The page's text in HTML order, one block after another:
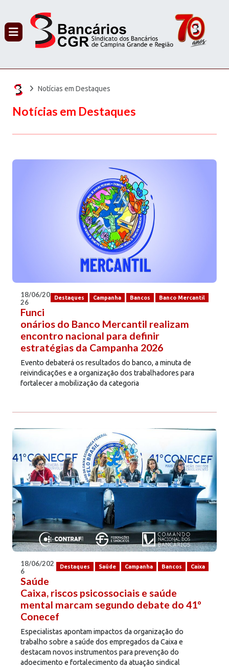
Notícias em Destaques
Notícias em Destaques
Destaques Campanha Bancos Banco Mercantil
18/06/20
26
Funci
onários do Banco Mercantil realizam
encontro nacional para definir
estratégias da Campanha 2026
Evento debaterá os resultados do banco, a minuta de
reivindicações e a organização dos trabalhadores para
fortalecer a mobilização da categoria
Destaques Saúde Campanha Bancos Caixa
18/06/202
6
Saúde
Caixa, riscos psicossociais e saúde
mental marcam segundo debate do 41º
Conecef
Especialistas apontam impactos da organização do
trabalho sobre a saúde dos empregados da Caixa e
destacam novos instrumentos para prevenção do
adoecimento e fortalecimento da atuação sindical